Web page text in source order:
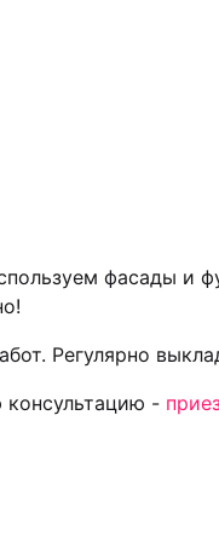
фасады
Регулярно
-